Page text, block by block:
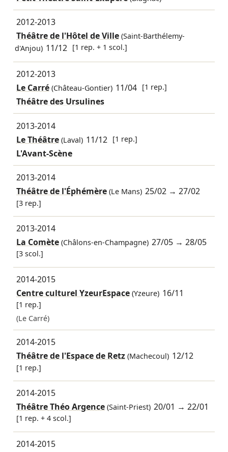
2012-2013
Théâtre de l'Hôtel de Ville(Saint-Barthélemy-
d'Anjou) 11/12 [1 rep. + 1 scol.]
2012-2013
Le Carré(Château-Gontier) 11/04 [1 rep.]
Théâtre des Ursulines
2013-2014
Le Théâtre(Laval) 11/12 [1 rep.]
L'Avant-Scène
2013-2014
Théâtre de l'Éphémère(Le Mans) 25/02 →27/02
[3 rep.]
2013-2014
La Comète(Châlons-en-Champagne) 27/05 →28/05
[3 scol.]
2014-2015
Centre culturel YzeurEspace(Yzeure) 16/11
[1 rep.]
(Le Carré)
2014-2015
Théâtre de l'Espace de Retz(Machecoul) 12/12
[1 rep.]
2014-2015
Théâtre Théo Argence(Saint-Priest) 20/01 →22/01
[1 rep. + 4 scol.]
2014-2015